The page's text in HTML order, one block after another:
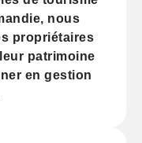
nous
propriétaires
patrimoine
en gestion